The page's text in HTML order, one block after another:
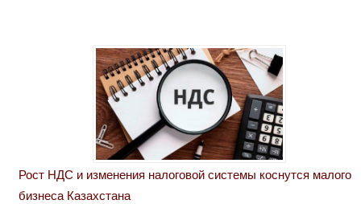
Рост НДС и изменения налоговой системы коснутся малого
бизнеса Казахстана